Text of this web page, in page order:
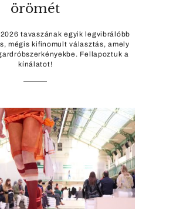
örömét
tavaszának egyik legvibrálóbb
mégis kifinomult választás, amely
Fellapoztuk a
kínálatot!